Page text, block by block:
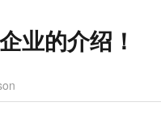
业的介绍！